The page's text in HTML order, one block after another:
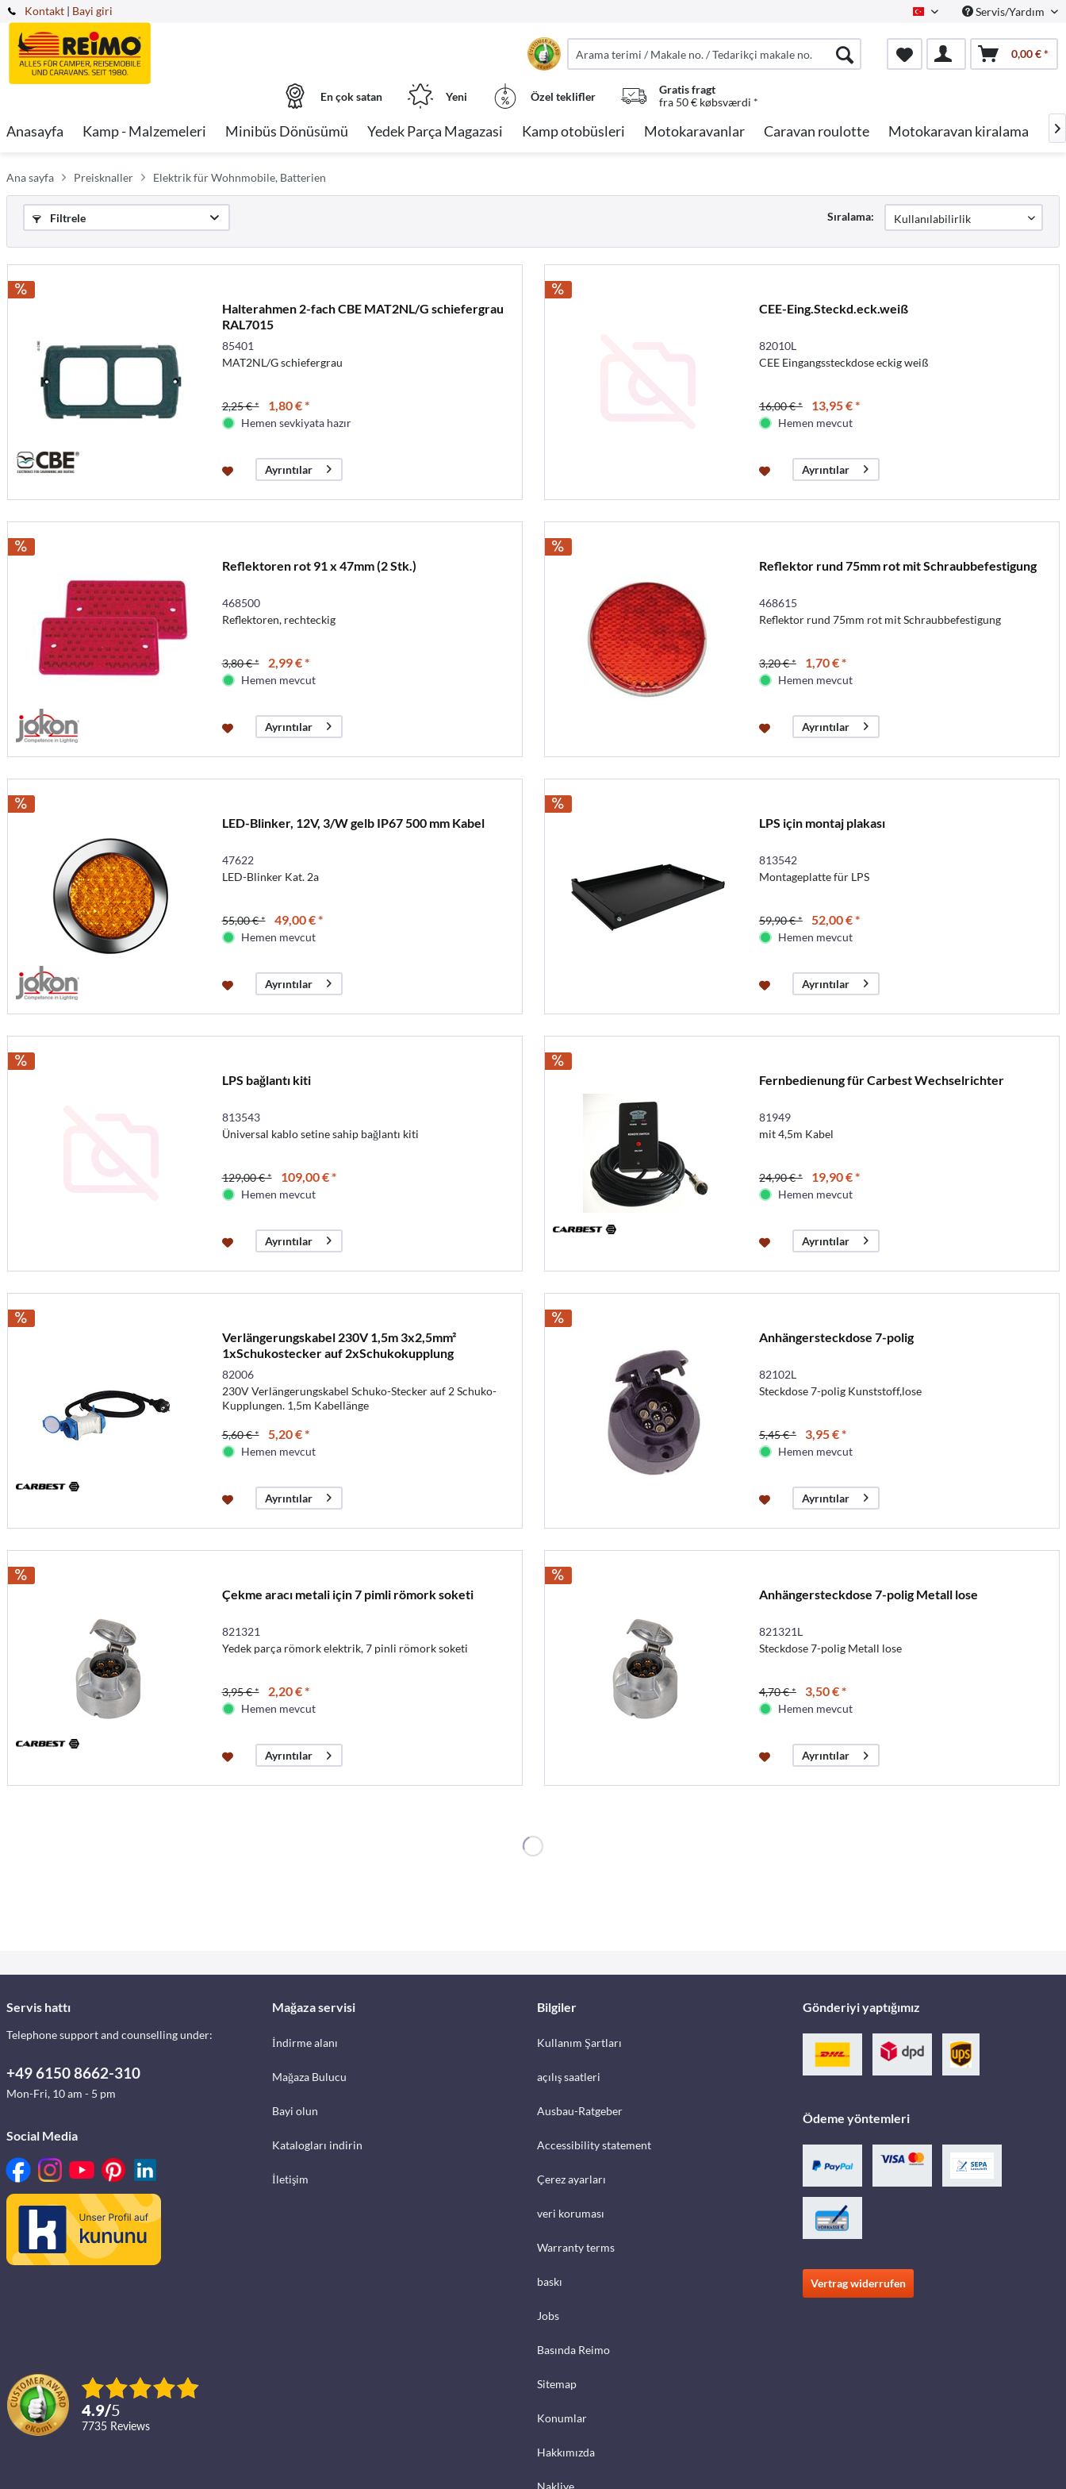
Kontakt Turkish Servis/Yardım
| Bayi giri
0,00 € *
En çok satan Yeni Özel teklifler
Gratis fragt
fra 50 € købsværdi *
Anasayfa Kamp - Malzemeleri Minibüs Dönüsümü Yedek Parça Magazasi Kamp otobüsleri Motokaravanlar Caravan roulotte Motokaravan kiralama 
Ana sayfa Preisknaller Elektrik für Wohnmobile, Batterien
Filtrele Sıralama:
Halterahmen 2-fach CBE MAT2NL/G schiefergrau
RAL7015
85401
MAT2NL/G schiefergrau
2,25 € * 1,80 € *
Hemen sevkiyata hazır
Ayrıntılar
CEE-Eing.Steckd.eck.weiß
82010L
CEE Eingangssteckdose eckig weiß
16,00 € * 13,95 € *
Hemen mevcut
Ayrıntılar
Reflektoren rot 91 x 47mm (2 Stk.)
468500
Reflektoren, rechteckig
3,80 € * 2,99 € *
Hemen mevcut
Ayrıntılar
Reflektor rund 75mm rot mit Schraubbefestigung
468615
Reflektor rund 75mm rot mit Schraubbefestigung
3,20 € * 1,70 € *
Hemen mevcut
Ayrıntılar
LED-Blinker, 12V, 3/W gelb IP67 500 mm Kabel
47622
LED-Blinker Kat. 2a
55,00 € * 49,00 € *
Hemen mevcut
Ayrıntılar
LPS için montaj plakası
813542
Montageplatte für LPS
59,90 € * 52,00 € *
Hemen mevcut
Ayrıntılar
LPS bağlantı kiti
813543
Üniversal kablo setine sahip bağlantı kiti
129,00 € * 109,00 € *
Hemen mevcut
Ayrıntılar
Fernbedienung für Carbest Wechselrichter
81949
mit 4,5m Kabel
24,90 € * 19,90 € *
Hemen mevcut
Ayrıntılar
Verlängerungskabel 230V 1,5m 3x2,5mm²
1xSchukostecker auf 2xSchukokupplung
82006
230V Verlängerungskabel Schuko-Stecker auf 2 Schuko-
Kupplungen. 1,5m Kabellänge
5,60 € * 5,20 € *
Hemen mevcut
Ayrıntılar
Anhängersteckdose 7-polig
82102L
Steckdose 7-polig Kunststoff,lose
5,45 € * 3,95 € *
Hemen mevcut
Ayrıntılar
Çekme aracı metali için 7 pimli römork soketi
821321
Yedek parça römork elektrik, 7 pinli römork soketi
3,95 € * 2,20 € *
Hemen mevcut
Ayrıntılar
Anhängersteckdose 7-polig Metall lose
821321L
Steckdose 7-polig Metall lose
4,70 € * 3,50 € *
Hemen mevcut
Ayrıntılar
Servis hattı
Telephone support and counselling under:
+49 6150 8662-310
Mon-Fri, 10 am - 5 pm
Social Media
4.9/5
7735 reviews
Mağaza servisi
İndirme alanı
Mağaza Bulucu
Bayi olun
Katalogları indirin
İletişim
Bilgiler
Kullanım Şartları
açılış saatleri
Ausbau-Ratgeber
Accessibility statement
Çerez ayarları
veri koruması
Warranty terms
baskı
Jobs
Basında Reimo
Sitemap
Konumlar
Hakkımızda
Gönderiyi yaptığımız
Ödeme yöntemleri
Vertrag widerrufen